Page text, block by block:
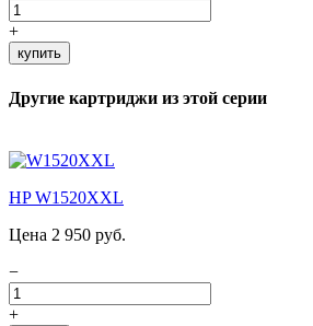
+
купить
Другие картриджи из этой серии
HP W1520XXL
Цена 2 950 руб.
−
+